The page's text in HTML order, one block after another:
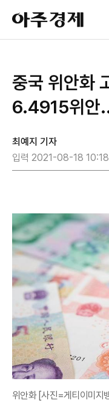
아
주
경
중국 위안화
6.4915위안
최예지 기자
입력 2021-08-18 10:18
위안화 [사진=게티이미지